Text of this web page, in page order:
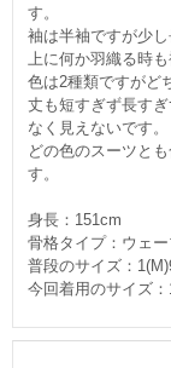
す。
袖は半袖ですが少し
上に何か羽織る時も
色は2種類ですがど
丈も短すぎず長す
なく見えないです。
どの色のスーツと
す。
身長：151cm
骨格タイプ：ウェ
普段のサイズ：
今回着用のサイズ